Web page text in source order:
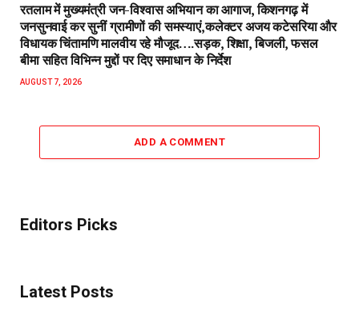
रतलाम में मुख्यमंत्री जन-विश्वास अभियान का आगाज, किशनगढ़ में
जनसुनवाई कर सुनीं ग्रामीणों की समस्याएं,कलेक्टर अजय कटेसरिया और
विधायक चिंतामणि मालवीय रहे मौजूद….सड़क, शिक्षा, बिजली, फसल
बीमा सहित विभिन्न मुद्दों पर दिए समाधान के निर्देश
AUGUST 7, 2026
ADD A COMMENT
Editors Picks
Latest Posts